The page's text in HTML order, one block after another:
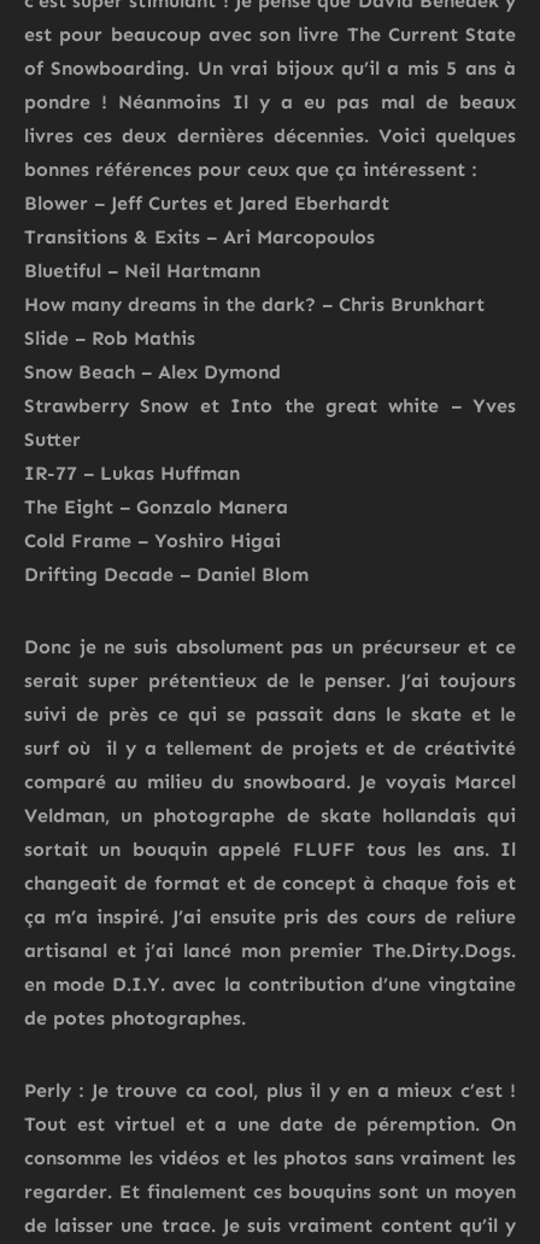
est pour beaucoup avec son livre The Current State
of Snowboarding. Un vrai bijoux qu’il a mis 5 ans à
pondre ! Néanmoins Il y a eu pas mal de beaux
livres ces deux dernières décennies. Voici quelques
bonnes références pour ceux que ça intéressent :
Blower – Jeff Curtes et Jared Eberhardt
Transitions & Exits – Ari Marcopoulos
Bluetiful – Neil Hartmann
How many dreams in the dark? – Chris Brunkhart
Slide – Rob Mathis
Snow Beach – Alex Dymond
Strawberry Snow et Into the great white – Yves
Sutter
IR-77 – Lukas Huffman
The Eight – Gonzalo Manera
Cold Frame – Yoshiro Higai
Drifting Decade – Daniel Blom
Donc je ne suis absolument pas un précurseur et ce
serait super prétentieux de le penser. J’ai toujours
suivi de près ce qui se passait dans le skate et le
surf où il y a tellement de projets et de créativité
comparé au milieu du snowboard. Je voyais Marcel
Veldman, un photographe de skate hollandais qui
sortait un bouquin appelé FLUFF tous les ans. Il
changeait de format et de concept à chaque fois et
ça m’a inspiré. J’ai ensuite pris des cours de reliure
artisanal et j’ai lancé mon premier The.Dirty.Dogs.
en mode D.I.Y. avec la contribution d’une vingtaine
de potes photographes.
Perly : Je trouve ca cool, plus il y en a mieux c’est !
Tout est virtuel et a une date de péremption. On
consomme les vidéos et les photos sans vraiment les
regarder. Et finalement ces bouquins sont un moyen
de laisser une trace. Je suis vraiment content qu’il y